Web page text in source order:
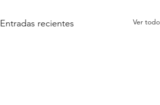
Entradas recientes Ver todo